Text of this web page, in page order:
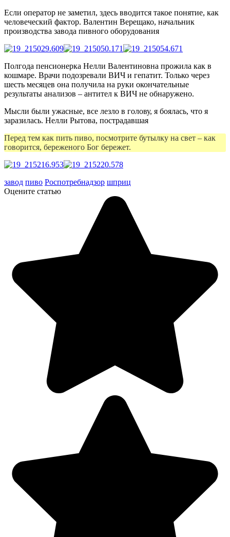
Если оператор не заметил, здесь вводится такое понятие, как
человеческий фактор. Валентин Верещако, начальник
производства завода пивного оборудования
Полгода пенсионерка Нелли Валентиновна прожила как в
кошмаре. Врачи подозревали ВИЧ и гепатит. Только через
шесть месяцев она получила на руки окончательные
результаты анализов – антител к ВИЧ не обнаружено.
Мысли были ужасные, все лезло в голову, я боялась, что я
заразилась. Нелли Рытова, пострадавшая
Перед тем как пить пиво, посмотрите бутылку на свет – как
говорится, береженого Бог бережет.
завод пиво Роспотребнадзор шприц
Оцените статью